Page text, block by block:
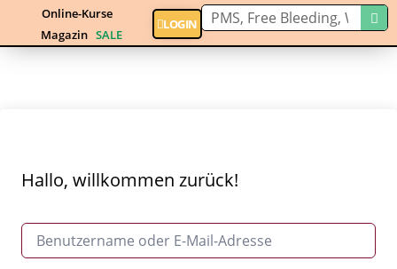
Online-Kurse
Magazin SALE
LOGIN
Hallo, willkommen zurück!